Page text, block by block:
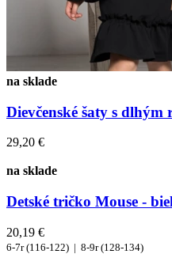
na sklade
Dievčenské šaty s
29,20 €
na sklade
Detské tričko Mouse -
20,19 €
6-7r (116-122) | 8-9r (128-134)